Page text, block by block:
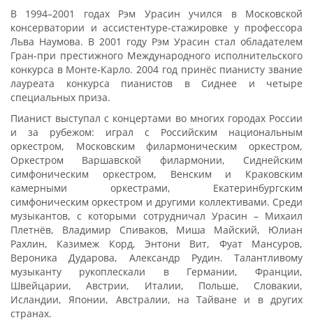
В 1994–2001 годах Рэм Урасин учился в Московской
консерватории и ассистентуре-стажировке у профессора
Льва Наумова. В 2001 году Рэм Урасин стал обладателем
Гран-при престижного Международного исполнительского
конкурса в Монте-Карло. 2004 год принёс пианисту звание
лауреата конкурса пианистов в Сиднее и четыре
специальных приза.
Пианист выступал с концертами во многих городах России
и за рубежом: играл с Российским национальным
оркестром, Московским филармоническим оркестром,
Оркестром Варшавской филармонии, Сиднейским
симфоническим оркестром, Венским и Краковским
камерными оркестрами, Екатеринбургским
симфоническим оркестром и другими коллективами. Среди
музыкантов, с которыми сотрудничал Урасин – Михаил
Плетнёв, Владимир Спиваков, Миша Майский, Юлиан
Рахлин, Казимеж Корд, Энтони Вит, Фуат Мансуров,
Вероника Дударова, Александр Рудин. Талантливому
музыканту рукоплескали в Германии, Франции,
Швейцарии, Австрии, Италии, Польше, Словакии,
Исландии, Японии, Австралии, на Тайване и в других
странах.